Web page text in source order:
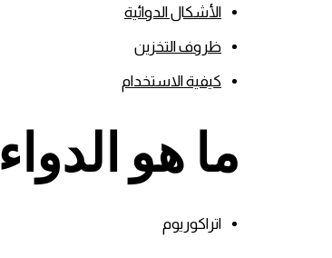
الأشكال الدوائية
ظروف التخزين
كيفية الاستخدام
ما هو الدواء
اتراكوريوم